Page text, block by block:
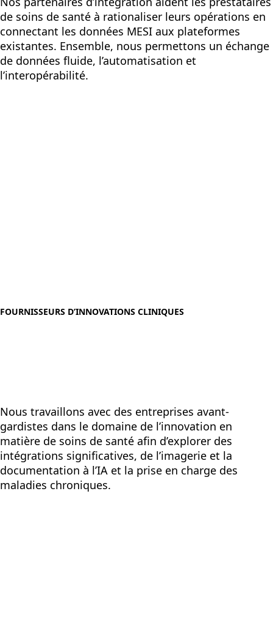
de soins de santé à rationaliser leurs opérations en
connectant les données MESI aux plateformes
existantes. Ensemble, nous permettons un échange
de données fluide, l’automatisation et
l’interopérabilité.
FOURNISSEURS D’INNOVATIONS CLINIQUES
Nous travaillons avec des entreprises avant-
gardistes dans le domaine de l’innovation en
matière de soins de santé afin d’explorer des
intégrations significatives, de l’imagerie et la
documentation à l’IA et la prise en charge des
maladies chroniques.